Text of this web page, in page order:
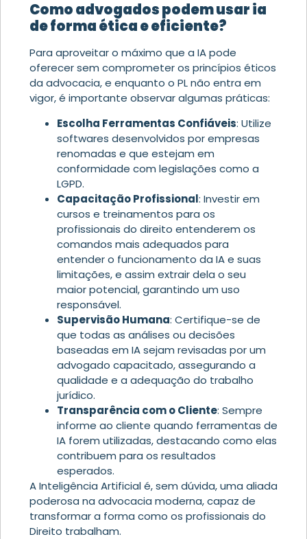
Como advogados podem usar ia
de forma ética e eficiente?
Para aproveitar o máximo que a IA pode
oferecer sem comprometer os princípios éticos
da advocacia, e enquanto o PL não entra em
vigor, é importante observar algumas práticas:
Escolha Ferramentas Confiáveis: Utilize
softwares desenvolvidos por empresas
renomadas e que estejam em
conformidade com legislações como a
LGPD.
Capacitação Profissional: Investir em
cursos e treinamentos para os
profissionais do direito entenderem os
comandos mais adequados para
entender o funcionamento da IA e suas
limitações, e assim extrair dela o seu
maior potencial, garantindo um uso
responsável.
Supervisão Humana: Certifique-se de
que todas as análises ou decisões
baseadas em IA sejam revisadas por um
advogado capacitado, assegurando a
qualidade e a adequação do trabalho
jurídico.
Transparência com o Cliente: Sempre
informe ao cliente quando ferramentas de
IA forem utilizadas, destacando como elas
contribuem para os resultados
esperados.
A Inteligência Artificial é, sem dúvida, uma aliada
poderosa na advocacia moderna, capaz de
transformar a forma como os profissionais do
Direito trabalham.